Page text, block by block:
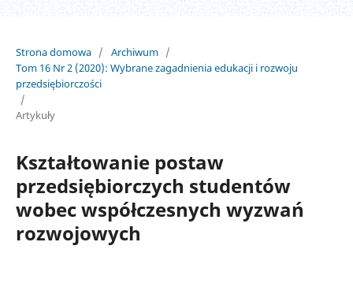
Strona domowa / Archiwum /
Tom 16 Nr 2 (2020): Wybrane zagadnienia edukacji i rozwoju
przedsiębiorczości
/
Artykuły
Kształtowanie postaw
przedsiębiorczych studentów
wobec współczesnych wyzwań
rozwojowych